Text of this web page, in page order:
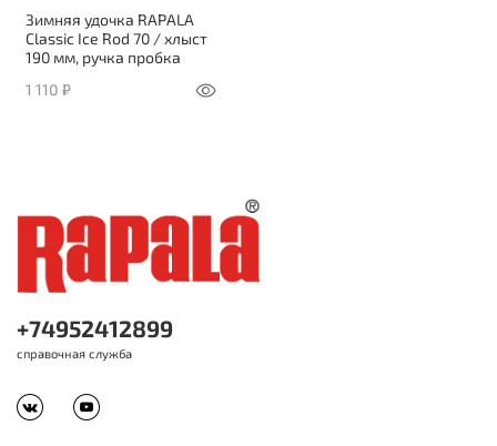
Зимняя удочка RAPALA
Classic Ice Rod 70 / хлыст
190 мм, ручка пробка
1 110 ₽
+74952412899
справочная служба